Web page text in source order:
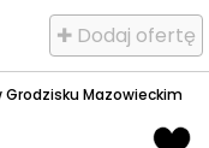
✚ Dodaj ofertę
Mazowieckim